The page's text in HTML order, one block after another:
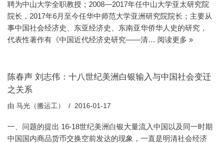
聘为中山大学全职教授；2008—2017年任中山大学亚太研究院
院长，2017年6月至今任华中师范大学亚洲研究院院长；主要从
事中国社会经济史、东亚经济史、东南亚华侨华人史的研究，
代表性著作有《中国近代经济史研究——清… 阅读更多 »
陈春声 刘志伟：十八世纪美洲白银输入与中国社会变迁
之关系
由 马光（搬运工） 2016-01-17
一、问题的提出 16-18世纪美洲白银大量流入中国以及同一时期
中国国内商品货币交换空前发达的现象，一直是明清社会经济